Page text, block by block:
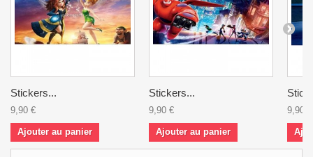
Stickers...
9,90 €
Ajouter au panier
Stickers...
9,90 €
Ajouter au panier
9,90 €